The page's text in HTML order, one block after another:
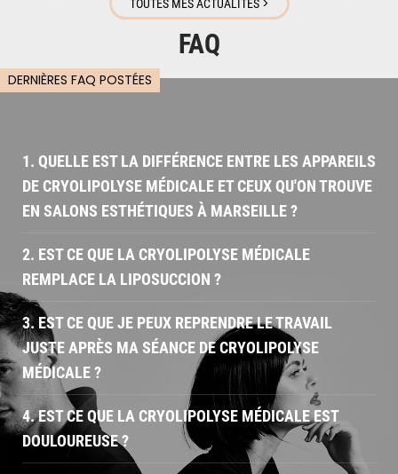
TOUTES MES ACTUALITÉS >
FAQ
DERNIÈRES FAQ POSTÉES
1. QUELLE EST LA DIFFÉRENCE ENTRE LES APPAREILS
DE CRYOLIPOLYSE MÉDICALE ET CEUX QU'ON TROUVE
EN SALONS ESTHÉTIQUES À MARSEILLE ?
2. EST CE QUE LA CRYOLIPOLYSE MÉDICALE
REMPLACE LA LIPOSUCCION ?
3. EST CE QUE JE PEUX REPRENDRE LE TRAVAIL
JUSTE APRÈS MA SÉANCE DE CRYOLIPOLYSE
MÉDICALE ?
4. EST CE QUE LA CRYOLIPOLYSE MÉDICALE EST
DOULOUREUSE ?